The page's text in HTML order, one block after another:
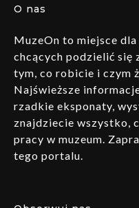
O nas
MuzeOn to miejsce
chcących podzielić się
tym, co robicie i czym
Najświeższe
rzadkie eksponaty,
znajdziecie wszystko,
pracy w muzeum.
tego portalu.